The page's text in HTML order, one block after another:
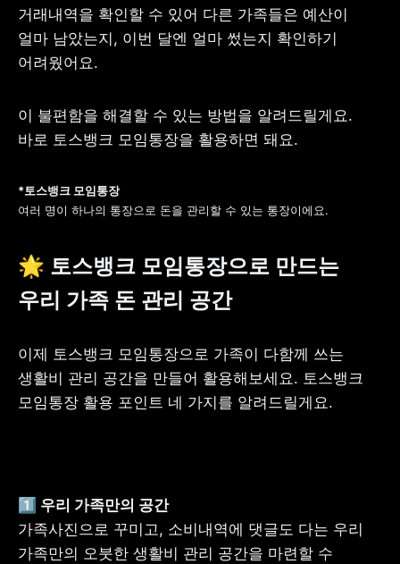
거래내역을 확인할 수 있어 다른 가족들은 예산이
얼마 남았는지, 이번 달엔 얼마 썼는지 확인하기
어려웠어요.
이 불편함을 해결할 수 있는 방법을 알려드릴게요.
바로 토스뱅크 모임통장을 활용하면 돼요.
여러 명이 하나의 통장으로 돈을 관리할 수 있는 통장이에요.
🌟 토스뱅크 모임통장으로 만드는
우리 가족 돈 관리 공간
이제 토스뱅크 모임통장으로 가족이 다함께 쓰는
생활비 관리 공간을 만들어 활용해보세요. 토스뱅크
모임통장 활용 포인트 네 가지를 알려드릴게요.
가족사진으로 꾸미고, 소비내역에 댓글도 다는 우리
가족만의 오붓한 생활비 관리 공간을 마련할 수